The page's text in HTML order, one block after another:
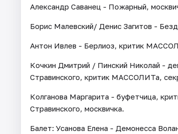
Александр Саванец - Пожарный,
Борис Малевский/ Денис Загитов -
Антон Ивлев - Берлиоз, критик
Кочкин Дмитрий / Пинский Николай -
Стравинского, критик МАССОЛИТа,
Колганова Маргарита - буфетчица,
Стравинского, москвичка.
Балет: Усанова Елена - Демонесса